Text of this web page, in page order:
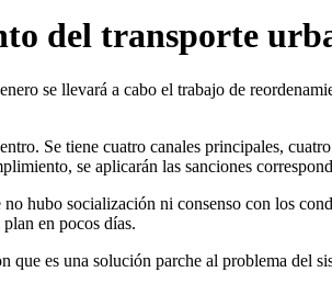
del transporte
se llevará a cabo el trabajo de
Se tiene cuatro canales principales,
se aplicarán las sanciones
hubo socialización ni consenso con los
en pocos días.
es una solución parche al problema del